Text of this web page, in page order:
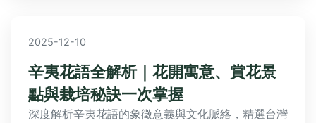
2025-12-10
辛夷花語全解析｜花開寓意、賞花景
點與栽培秘訣一次掌握
深度解析辛夷花語的象徵意義與文化脈絡，精選台灣